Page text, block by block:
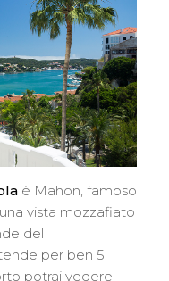
è Mahon, famoso
vista mozzafiato
del
per ben 5
potrai vedere